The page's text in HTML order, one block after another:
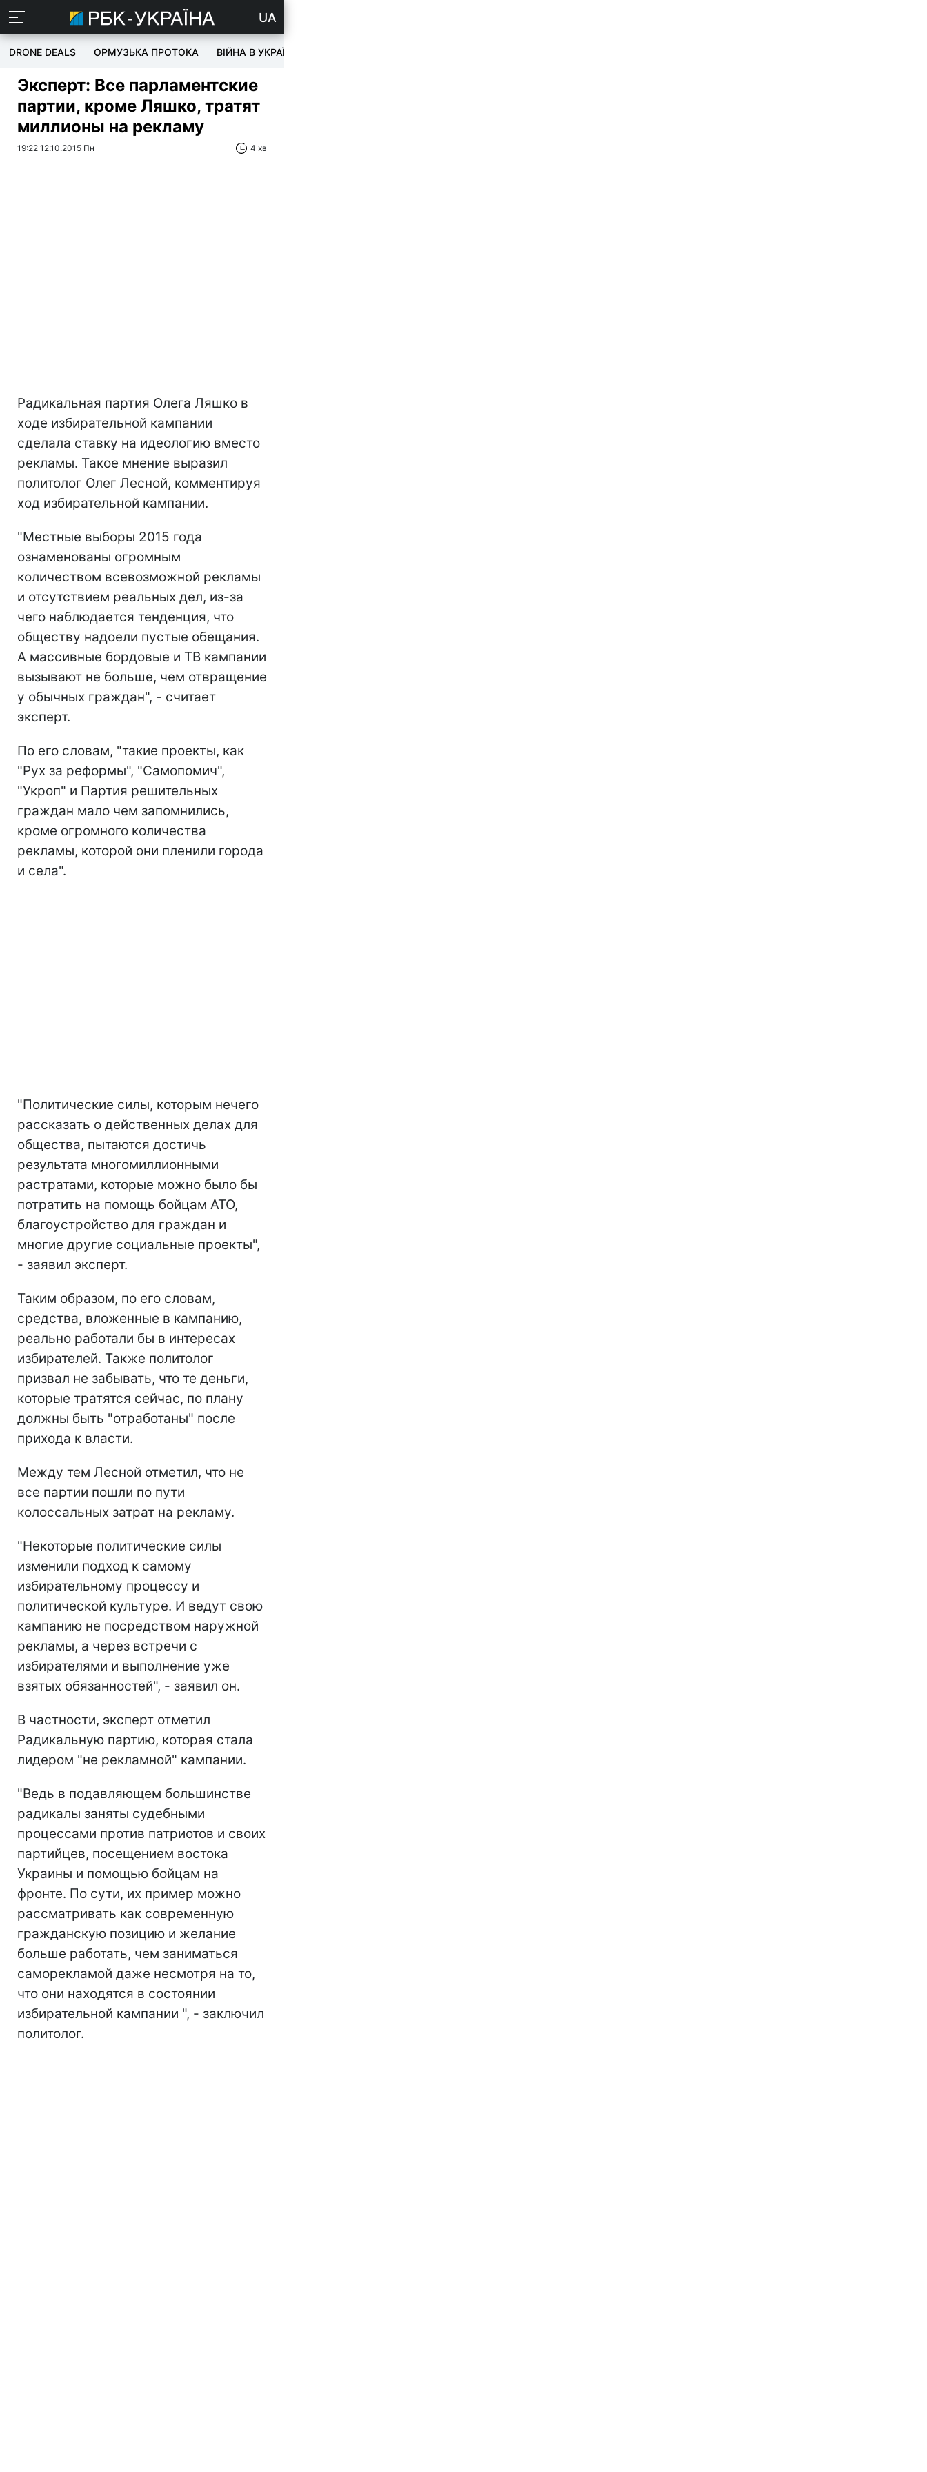
UA
DRONE DEALS ОРМУЗЬКА ПРОТОКА ВІЙНА В УКРАЇНІ
Эксперт: Все парламентские
партии, кроме Ляшко, тратят
миллионы на рекламу
19:22 12.10.2015 Пн 4 хв
Радикальная партия Олега Ляшко в
ходе избирательной кампании
сделала ставку на идеологию вместо
рекламы. Такое мнение выразил
политолог Олег Лесной, комментируя
ход избирательной кампании.
"Местные выборы 2015 года
ознаменованы огромным
количеством всевозможной рекламы
и отсутствием реальных дел, из-за
чего наблюдается тенденция, что
обществу надоели пустые обещания.
А массивные бордовые и ТВ кампании
вызывают не больше, чем отвращение
у обычных граждан", - считает
эксперт.
По его словам, "такие проекты, как
"Рух за реформы", "Самопомич",
"Укроп" и Партия решительных
граждан мало чем запомнились,
кроме огромного количества
рекламы, которой они пленили города
и села".
"Политические силы, которым нечего
рассказать о действенных делах для
общества, пытаются достичь
результата многомиллионными
растратами, которые можно было бы
потратить на помощь бойцам АТО,
благоустройство для граждан и
многие другие социальные проекты",
- заявил эксперт.
Таким образом, по его словам,
средства, вложенные в кампанию,
реально работали бы в интересах
избирателей. Также политолог
призвал не забывать, что те деньги,
которые тратятся сейчас, по плану
должны быть "отработаны" после
прихода к власти.
Между тем Лесной отметил, что не
все партии пошли по пути
колоссальных затрат на рекламу.
"Некоторые политические силы
изменили подход к самому
избирательному процессу и
политической культуре. И ведут свою
кампанию не посредством наружной
рекламы, а через встречи с
избирателями и выполнение уже
взятых обязанностей", - заявил он.
В частности, эксперт отметил
Радикальную партию, которая стала
лидером "не рекламной" кампании.
"Ведь в подавляющем большинстве
радикалы заняты судебными
процессами против патриотов и своих
партийцев, посещением востока
Украины и помощью бойцам на
фронте. По сути, их пример можно
рассматривать как современную
гражданскую позицию и желание
больше работать, чем заниматься
саморекламой даже несмотря на то,
что они находятся в состоянии
избирательной кампании ", - заключил
политолог.